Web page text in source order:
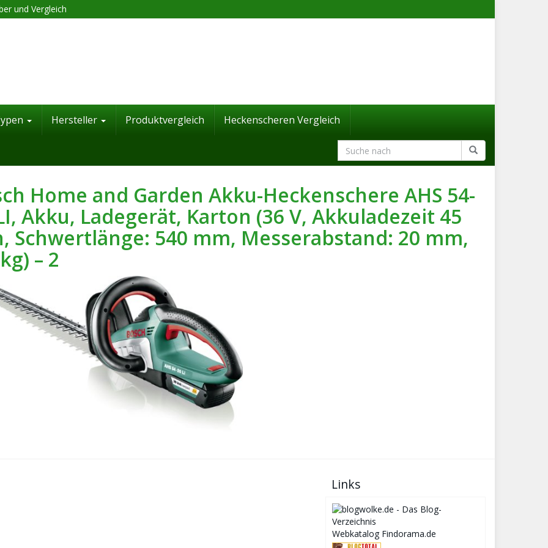
und Vergleich
Hersteller Produktvergleich Heckenscheren Vergleich
Home and Garden Akku-Heckenschere AHS 54-
Akku, Ladegerät, Karton (36 V, Akkuladezeit 45
Schwertlänge: 540 mm, Messerabstand: 20 mm,
– 2
Links
Webkatalog Findorama.de